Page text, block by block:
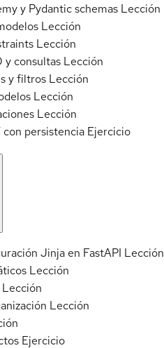
y Pydantic schemas Lección
Lección
Lección
y consultas Lección
y filtros Lección
Lección
Lección
con persistencia Ejercicio
Jinja en FastAPI Lección
Lección
Lección
Lección
Ejercicio